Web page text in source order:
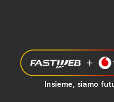
Insieme, siamo